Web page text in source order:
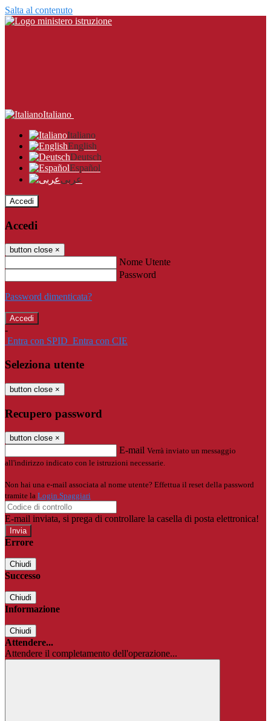
Salta al contenuto
Italiano
Italiano
English
Deutsch
Español
عربى
Accedi
Accedi
button close ×
Nome Utente
Password
Password dimenticata?
-
Entra con SPID Entra con CIE
Seleziona utente
button close ×
Recupero password
button close ×
E-mail Verrà inviato un messaggio
all'indirizzo indicato con le istruzioni necessarie.
Non hai una e-mail associata al nome utente? Effettua il reset della password
tramite la Login Spaggiari
E-mail inviata, si prega di controllare la casella di posta elettronica!
Errore
Chiudi
Successo
Chiudi
Informazione
Chiudi
Attendere...
Attendere il completamento dell'operazione...